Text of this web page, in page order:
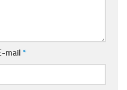
mail *